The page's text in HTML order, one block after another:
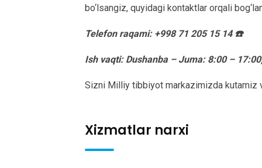
bo‘lsangiz, quyidagi kontaktlar orqali
Telefon raqami: +998 71 205 15 14 ☎️
Ish vaqti: Dushanba – Juma: 8:00 –
Sizni Milliy tibbiyot markazimizda kutamiz
Xizmatlar narxi